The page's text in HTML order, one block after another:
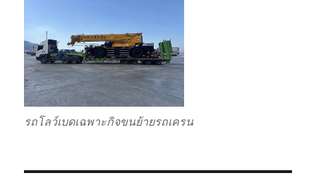
รถโลว์เบดเฉพาะกิจขนย้ายรถเครน